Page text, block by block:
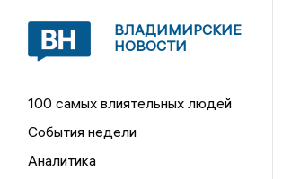
ВЛАДИМИРСКИЕ
НОВОСТИ
100 самых влиятельных людей
События недели
Аналитика